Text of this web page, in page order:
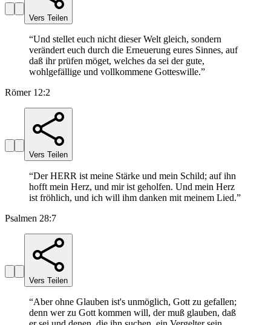
Vers Teilen
“Und stellet euch nicht dieser Welt gleich, sondern
verändert euch durch die Erneuerung eures Sinnes, auf
daß ihr prüfen möget, welches da sei der gute,
wohlgefällige und vollkommene Gotteswille.”
Römer 12:2
Vers Teilen
“Der HERR ist meine Stärke und mein Schild; auf ihn
hofft mein Herz, und mir ist geholfen. Und mein Herz
ist fröhlich, und ich will ihm danken mit meinem Lied.”
Psalmen 28:7
Vers Teilen
“Aber ohne Glauben ist's unmöglich, Gott zu gefallen;
denn wer zu Gott kommen will, der muß glauben, daß